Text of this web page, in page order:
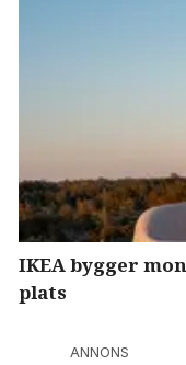
IKEA bygger
plats
ANNONS